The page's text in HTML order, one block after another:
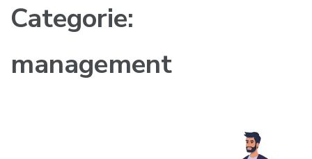
Categorie:
management